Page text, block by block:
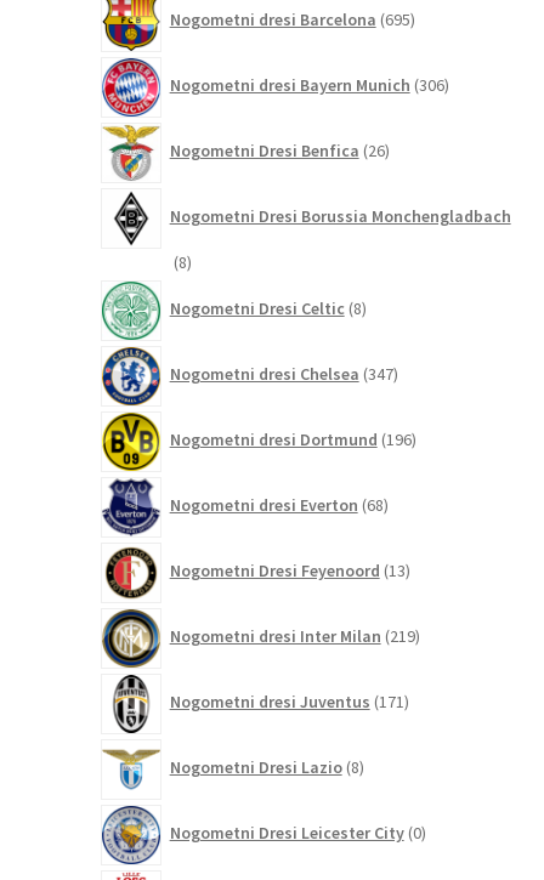
Nogometni dresi Barcelona 695izdelkov
Nogometni dresi Bayern Munich 306izdelkov
Nogometni Dresi Benfica 26izdelkov
Nogometni Dresi Borussia Monchengladbach
88
Nogometni Dresi Celtic 8izdelkov
Nogometni dresi Chelsea 347izdelkov
Nogometni dresi Dortmund 196izdelkov
Nogometni dresi Everton 68izdelkov
Nogometni Dresi Feyenoord 13izdelkov
Nogometni dresi Inter Milan 219izdelkov
Nogometni dresi Juventus 171izdelkov
Nogometni Dresi Lazio 8izdelkov
Nogometni Dresi Leicester City 0izdelkov